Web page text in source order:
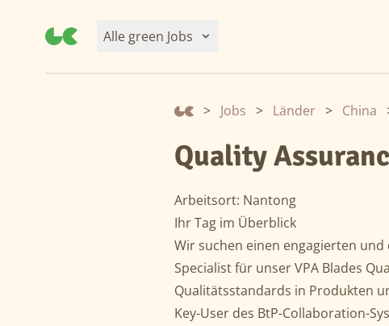
Alle green Jobs
> Jobs > Länder > China
Quality
Arbeitsort: Nantong
Ihr Tag im Überblick
Wir suchen einen engagierten
Specialist für unser VPA Blades
Qualitätsstandards in Produkten
Key-User des BtP-Collaboration-